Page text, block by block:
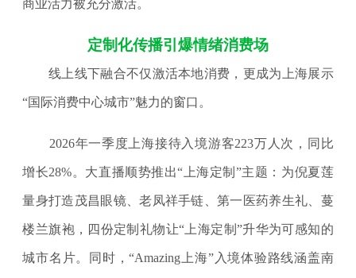
商业活力被充分激活。
定制化传播引爆情绪消费场
线上线下融合不仅激活本地消费，更成为上海展示
“国际消费中心城市”魅力的窗口。
2026年一季度上海接待入境游客223万人次，同比
增长28%。大直播顺势推出“上海定制”主题：为倪夏莲
量身打造茂昌眼镜、老凤祥手链、第一医药养生礼、蔓
楼兰旗袍，四份定制礼物让“上海定制”升华为可感知的
城市名片。同时，“Amazing上海”入境体验路线涵盖南